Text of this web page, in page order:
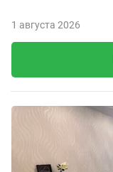
1 августа 2026